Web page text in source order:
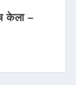
केला –